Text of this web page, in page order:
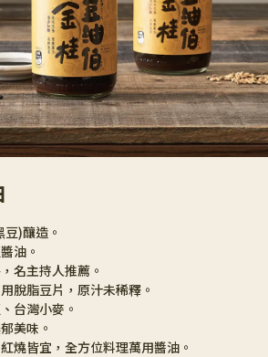
)釀造。
油。
名主持人推薦。
脫脂豆片，原汁未稀釋。
台灣小麥。
美味。
燒皆宜，全方位料理萬用醬油。